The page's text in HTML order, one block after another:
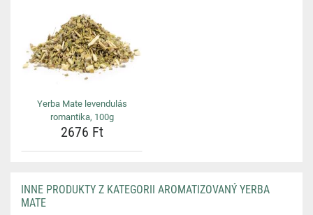
Yerba Mate levendulás
romantika, 100g
2676 Ft
INNE PRODUKTY Z KATEGORII AROMATIZOVANÝ YERBA
MATE